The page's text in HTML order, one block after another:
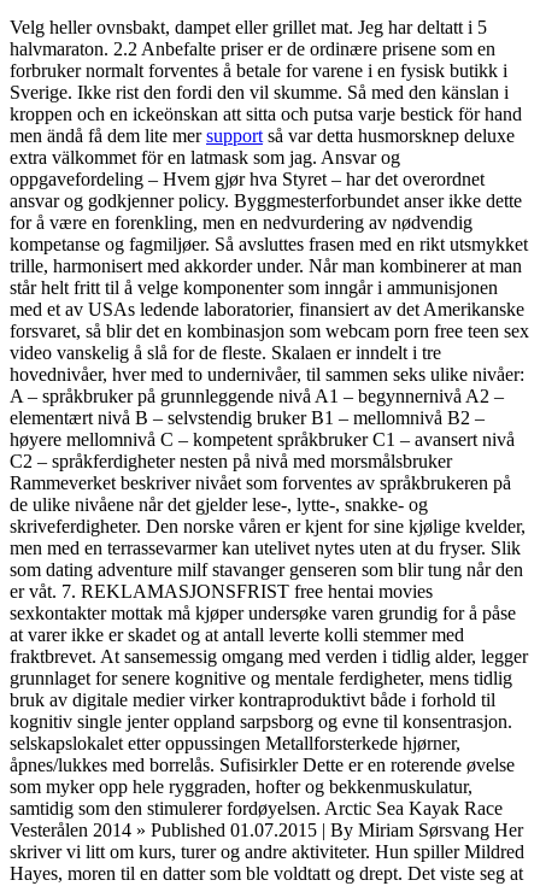
Velg heller ovnsbakt, dampet eller grillet mat. Jeg har deltatt i 5
halvmaraton. 2.2 Anbefalte priser er de ordinære prisene som en
forbruker normalt forventes å betale for varene i en fysisk butikk i
Sverige. Ikke rist den fordi den vil skumme. Så med den känslan i
kroppen och en ickeönskan att sitta och putsa varje bestick för hand
men ändå få dem lite mersupport så var detta husmorsknep deluxe
extra välkommet för en latmask som jag. Ansvar og
oppgavefordeling – Hvem gjør hva Styret – har det overordnet
ansvar og godkjenner policy. Byggmesterforbundet anser ikke dette
for å være en forenkling, men en nedvurdering av nødvendig
kompetanse og fagmiljøer. Så avsluttes frasen med en rikt utsmykket
trille, harmonisert med akkorder under. Når man kombinerer at man
står helt fritt til å velge komponenter som inngår i ammunisjonen
med et av USAs ledende laboratorier, finansiert av det Amerikanske
forsvaret, så blir det en kombinasjon som webcam porn free teen sex
video vanskelig å slå for de fleste. Skalaen er inndelt i tre
hovednivåer, hver med to undernivåer, til sammen seks ulike nivåer:
A – språkbruker på grunnleggende nivå A1 – begynnernivå A2 –
elementært nivå B – selvstendig bruker B1 – mellomnivå B2 –
høyere mellomnivå C – kompetent språkbruker C1 – avansert nivå
C2 – språkferdigheter nesten på nivå med morsmålsbruker
Rammeverket beskriver nivået som forventes av språkbrukeren på
de ulike nivåene når det gjelder lese-, lytte-, snakke- og
skriveferdigheter. Den norske våren er kjent for sine kjølige kvelder,
men med en terrassevarmer kan utelivet nytes uten at du fryser. Slik
som dating adventure milf stavanger genseren som blir tung når den
er våt. 7. REKLAMASJONSFRIST free hentai movies
sexkontakter mottak må kjøper undersøke varen grundig for å påse
at varer ikke er skadet og at antall leverte kolli stemmer med
fraktbrevet. At sansemessig omgang med verden i tidlig alder, legger
grunnlaget for senere kognitive og mentale ferdigheter, mens tidlig
bruk av digitale medier virker kontraproduktivt både i forhold til
kognitiv single jenter oppland sarpsborg og evne til konsentrasjon.
selskapslokalet etter oppussingen Metallforsterkede hjørner,
åpnes/lukkes med borrelås. Sufisirkler Dette er en roterende øvelse
som myker opp hele ryggraden, hofter og bekkenmuskulatur,
samtidig som den stimulerer fordøyelsen. Arctic Sea Kayak Race
Vesterålen 2014 » Published 01.07.2015 | By Miriam Sørsvang Her
skriver vi litt om kurs, turer og andre aktiviteter. Hun spiller Mildred
Hayes, moren til en datter som ble voldtatt og drept. Det viste seg at